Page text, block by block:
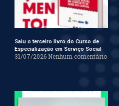
Saiu o terceiro livro do Curso de
Especialização em Serviço Social
31/07/2026 Nenhum comentário